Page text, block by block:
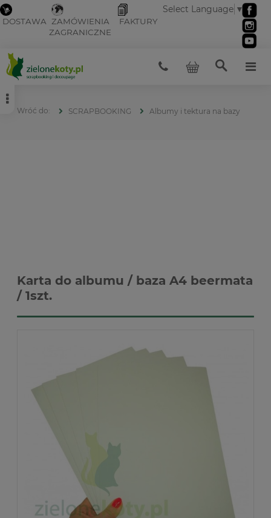
DOSTAWA ZAMÓWIENIA
ZAGRANICZNE
FAKTURY
Select Language ▼
SCRAPBOOKING Albumy i tektura na bazy
Karta do albumu / baza A4 beermata
/ 1szt.